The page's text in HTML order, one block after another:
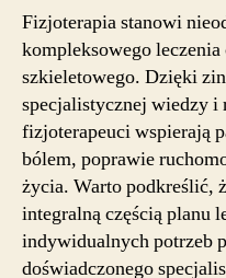
Fizjoterapia stanowi
kompleksowego
szkieletowego. Dzięki
specjalistycznej wiedzy
fizjoterapeuci wspierają
bólem, poprawie
życia. Warto podkreślić,
integralną częścią planu
indywidualnych potrzeb
doświadczonego